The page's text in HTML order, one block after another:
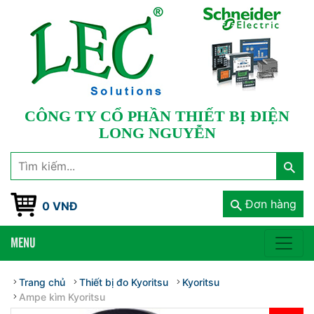
CÔNG TY CỔ PHẦN THIẾT BỊ ĐIỆN
LONG NGUYỄN
0 VNĐ Đơn hàng
MENU
Trang chủ Thiết bị đo Kyoritsu
Kyoritsu
Ampe kìm Kyoritsu